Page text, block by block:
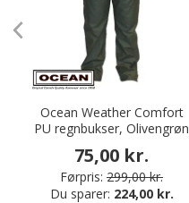
Ocean Weather Comfort
PU regnbukser, Olivengrøn
75,00 kr.
Førpris: 299,00 kr.
Du sparer: 224,00 kr.